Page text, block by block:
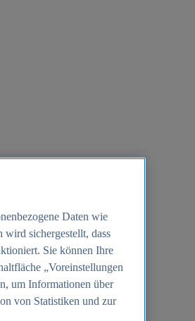
Daten wie
wird sichergestellt, dass
Sie können Ihre
„Voreinstellungen
um Informationen über
von Statistiken und zur